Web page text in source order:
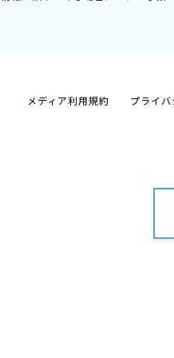
メディア利用規約 プライ